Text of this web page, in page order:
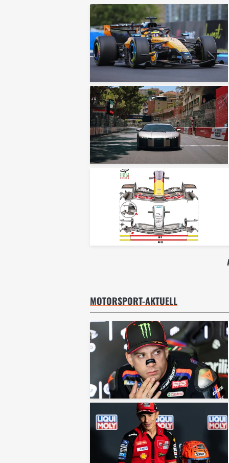
MOTORSPORT-AKTUELL